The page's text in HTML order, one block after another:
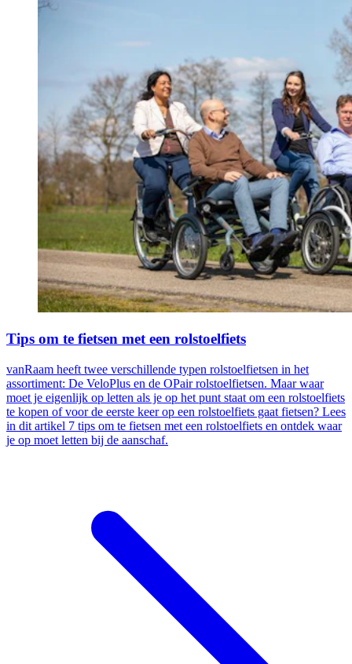
Tips om te fietsen met een rolstoelfiets
vanRaam heeft twee verschillende typen rolstoelfietsen in het
assortiment: De VeloPlus en de OPair rolstoelfietsen. Maar waar
moet je eigenlijk op letten als je op het punt staat om een rolstoelfiets
te kopen of voor de eerste keer op een rolstoelfiets gaat fietsen? Lees
in dit artikel 7 tips om te fietsen met een rolstoelfiets en ontdek waar
je op moet letten bij de aanschaf.